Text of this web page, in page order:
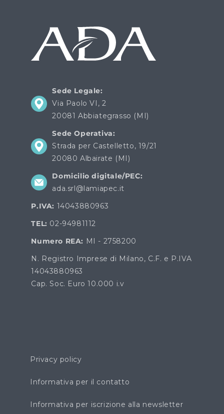
Sede Legale:
Via Paolo VI, 2
20081 Abbiategrasso (MI)
Sede Operativa:
Strada per Castelletto, 19/21
20080 Albairate (MI)
Domicilio digitale/PEC:
ada.srl@lamiapec.it
P.IVA: 14043880963
TEL: 02-94981112
Numero REA: MI - 2758200
N. Registro Imprese di Milano, C.F. e P.IVA
14043880963
Cap. Soc. Euro 10.000 i.v
Privacy policy
Informativa per il contatto
Informativa per iscrizione alla newsletter